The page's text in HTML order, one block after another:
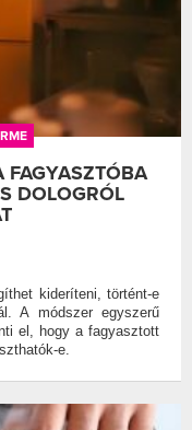
FAGYASZTÓBA
DOLOGRÓL
kideríteni, történt-e
A módszer egyszerű
el, hogy a fagyasztott
e.